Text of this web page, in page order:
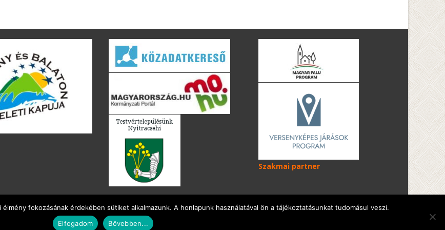
Szakmai partner
fokozásának érdekében sütiket alkalmazunk. A honlapunk használatával ön a tájékoztatásunkat tudomásul veszi.
Elfogadom
Bővebben...